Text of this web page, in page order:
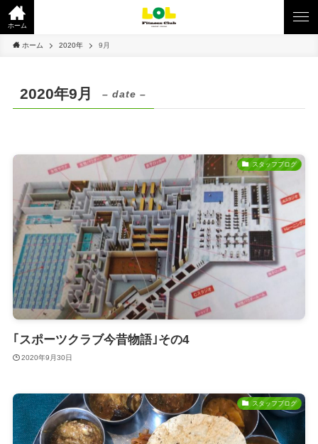
ホーム
ホーム 2020年 9月
2020年9月 – date –
スタッフブログ
｢スポーツクラブ今昔物語｣その4
2020年9月30日
スタッフブログ